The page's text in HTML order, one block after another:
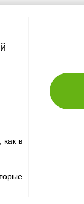
как в